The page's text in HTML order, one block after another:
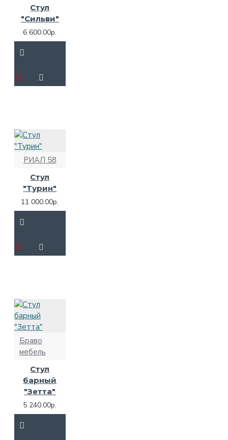
Стул
"Сильви"
6 600.00р.
РИАЛ 58
Стул
"Турин"
11 000.00р.
Браво
мебель
Стул
барный
"Зетта"
5 240.00р.